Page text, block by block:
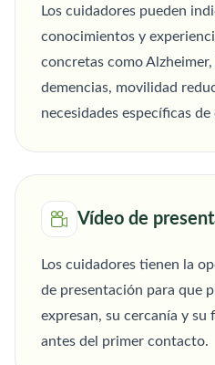
Los cuidadores pueden
conocimientos y
concretas como
demencias, movilidad
necesidades específicas de
Vídeo de
Los cuidadores tienen la
de presentación para que
expresan, su cercanía y su
antes del primer contacto.